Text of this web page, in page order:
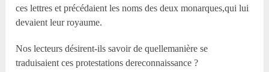
ces lettres et précédaient les noms des deux monarques,qui lui
devaient leur royaume.
Nos lecteurs désirent-ils savoir de quellemanière se
traduisaient ces protestations dereconnaissance ?